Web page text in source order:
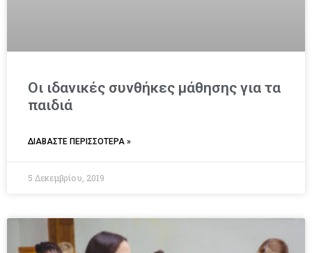
Οι ιδανικές συνθήκες μάθησης για τα
παιδιά
ΔΙΑΒΑΣΤΕ ΠΕΡΙΣΣΟΤΕΡΑ »
5 Δεκεμβρίου, 2019